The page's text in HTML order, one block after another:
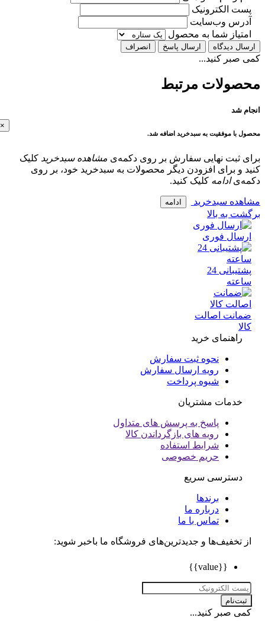
الکترونیک
وب‌سایت
شما به محصول
دیدگاه ارسال پاسخ انصراف
کنید...
مرتبط
شد
با موفقیت به سبدخرید اضافه شد.
ثبت نهایی سفارش بر روی دکمه‌یمشاهده سبدخریدکلیک
و برای افزودن دیگر محصولات به سبدخرید خود، بر روی
ادامهکلیک کنید.
سبدخرید ادامه
به بالا
فوری
پشتیبانی 24
اصالت
راهنمای خرید
نحوه ثبت سفارش
رویه ارسال سفارش
شیوه پرداخت
خدمات مشتریان
پاسخ به پرسش های متداول
رویه های بازگرداندن کالا
شرایط استفاده
حریم خصوصی
دسترسی سریع
برندها
درباره ما
تماس با ما
تخفیف‌ها و جدیدترین‌های فروشگاه ما باخبر شوید:
صبر کنید...